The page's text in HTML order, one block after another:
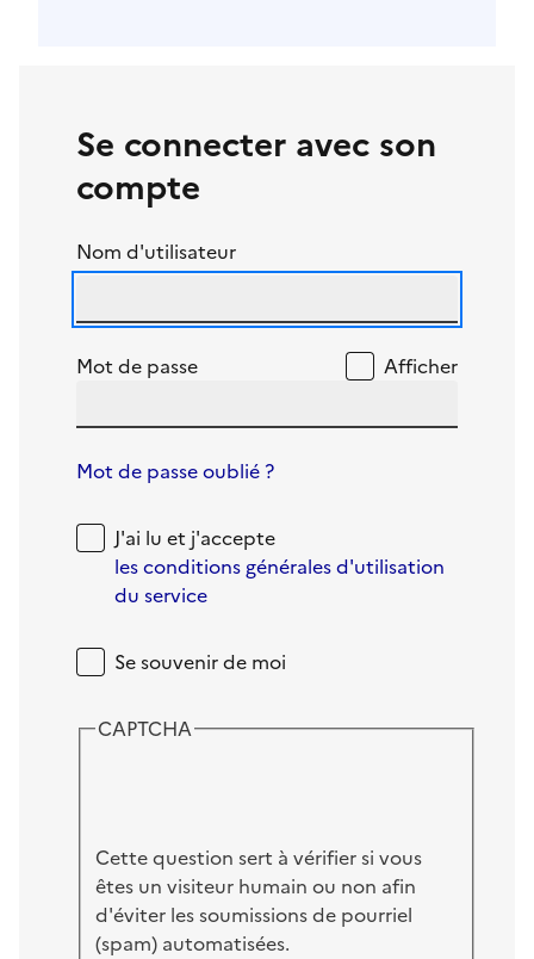
Se connecter avec son
compte
Nom d'utilisateur
Mot de passe Afficher
Mot de passe oublié ?
J'ai lu et j'accepte
les conditions générales d'utilisation
du service
Se souvenir de moi
CAPTCHA
Cette question sert à vérifier si vous
êtes un visiteur humain ou non afin
d'éviter les soumissions de pourriel
(spam) automatisées.